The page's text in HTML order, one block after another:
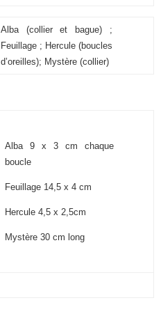
Alba (collier et bague) ;
Feuillage ; Hercule (boucles
d’oreilles); Mystère (collier)
Alba 9 x 3 cm chaque
boucle
Feuillage 14,5 x 4 cm
Hercule 4,5 x 2,5cm
Mystère 30 cm long